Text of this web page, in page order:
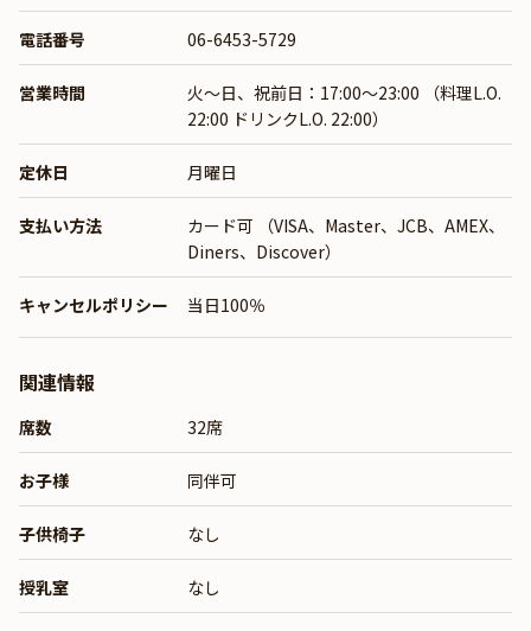
電話番号 06-6453-5729
営業時間
火～日、祝前日：17:00～23:00 （料理L.O.
22:00 ドリンクL.O. 22:00）
定休日 月曜日
支払い方法
カード可 （VISA、Master、JCB、AMEX、
Diners、Discover）
キャンセルポリシー 当日100％
関連情報
席数 32席
お子様 同伴可
子供椅子 なし
授乳室 なし